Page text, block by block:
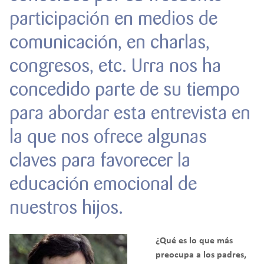
participación en medios de
comunicación, en charlas,
congresos, etc. Urra nos ha
concedido parte de su tiempo
para abordar esta entrevista en
la que nos ofrece algunas
claves para favorecer la
educación emocional de
nuestros hijos.
¿Qué es lo que más
preocupa a los padres,